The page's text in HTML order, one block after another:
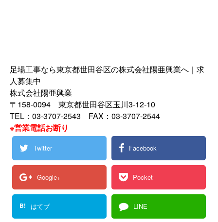
足場工事なら東京都世田谷区の株式会社陽亜興業へ｜求
人募集中
株式会社陽亜興業
〒158-0094 東京都世田谷区玉川3-12-10
TEL：03-3707-2543 FAX：03-3707-2544
※営業電話お断り
Twitter Facebook
Google+ Pocket
B! はてブ LINE